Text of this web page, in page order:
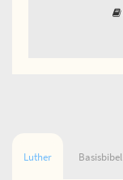
Luther Basisbibel